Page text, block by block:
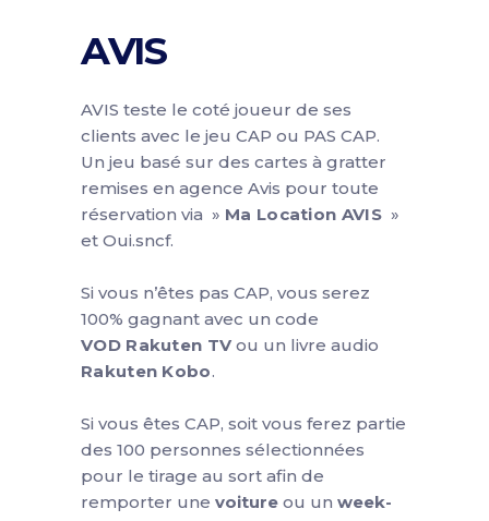
AVIS
AVIS teste le coté joueur de ses
clients avec le jeu CAP ou PAS CAP.
Un jeu basé sur des cartes à gratter
remises en agence Avis pour toute
réservation via » Ma Location AVIS»
et Oui.sncf.
Si vous n’êtes pas CAP, vous serez
100% gagnant avec un code
VOD Rakuten TV ou un livre audio
Rakuten Kobo.
Si vous êtes CAP, soit vous ferez partie
des 100 personnes sélectionnées
pour le tirage au sort afin de
remporter une voiture ou un week-